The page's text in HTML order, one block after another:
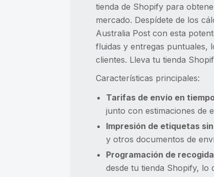
tienda de Shopify para
mercado. Despídete de los
Australia Post con esta
fluidas y entregas puntuales,
clientes. Lleva tu tienda
Características principales:
Tarifas de envío en
junto con estimaciones de
Impresión de etiquetas
y otros documentos de
Programación de
desde tu tienda Shopify, lo